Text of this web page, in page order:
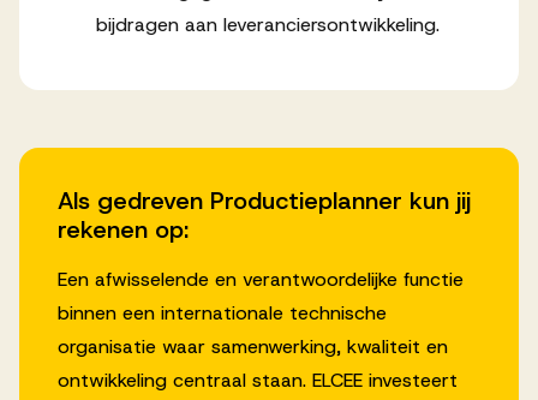
bijdragen aan leveranciersontwikkeling.
Als gedreven Productieplanner kun jij
rekenen op:
Een afwisselende en verantwoordelijke functie
binnen een internationale technische
organisatie waar samenwerking, kwaliteit en
ontwikkeling centraal staan. ELCEE investeert